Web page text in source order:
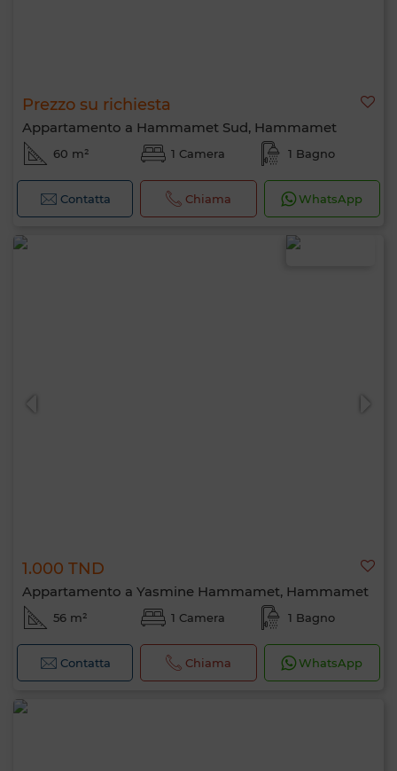
Prezzo su richiesta
Appartamento a Hammamet Sud, Hammamet
60 m² 1 Camera 1 Bagno
Contatta Chiama WhatsApp
1.000 TND
Appartamento a Yasmine Hammamet, Hammamet
56 m² 1 Camera 1 Bagno
Contatta Chiama WhatsApp